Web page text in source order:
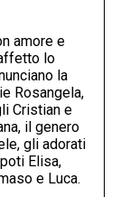
amore e
lo
la
Rosangela,
Cristian e
il genero
gli adorati
Elisa,
e Luca.